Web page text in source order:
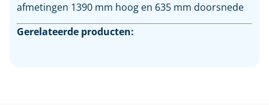
afmetingen 1390 mm hoog en 635 mm doorsnede
Gerelateerde producten: